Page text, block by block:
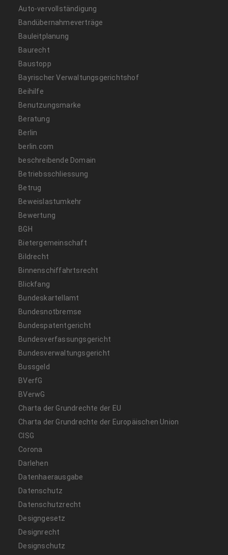
Auto-vervollständigung
Bandübernahmeverträge
Bauleitplanung
Baurecht
Baustopp
Bayrischer Verwaltungsgerichtshof
Beihilfe
Benutzungsmarke
Beratung
Berlin
berlin.com
beschreibende Domain
Betriebsschliessung
Betrug
Beweislastumkehr
Bewertung
BGH
Bietergemeinschaft
Bildrecht
Binnenschiffahrtsrecht
Blickfang
Bundeskartellamt
Bundesnotbremse
Bundespatentgericht
Bundesverfassungsgericht
Bundesverwaltungsgericht
Bussgeld
BVerfG
BVerwG
Charta der Grundrechte der EU
Charta der Grundrechte der Europäischen Union
CISG
Corona
Darlehen
Datenhaerausgabe
Datenschutz
Datenschutzrecht
Designgesetz
Designrecht
Designschutz